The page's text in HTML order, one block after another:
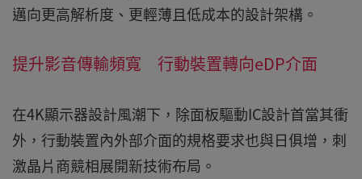
邁向更高解析度、更輕薄且低成本的設計架構。
提升影音傳輸頻寬 行動裝置轉向eDP介面
在4K顯示器設計風潮下，除面板驅動IC設計首當其衝
外，行動裝置內外部介面的規格要求也與日俱增，刺
激晶片商競相展開新技術布局。